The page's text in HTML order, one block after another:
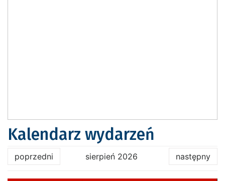
Kalendarz wydarzeń
poprzedni sierpień 2026 następny